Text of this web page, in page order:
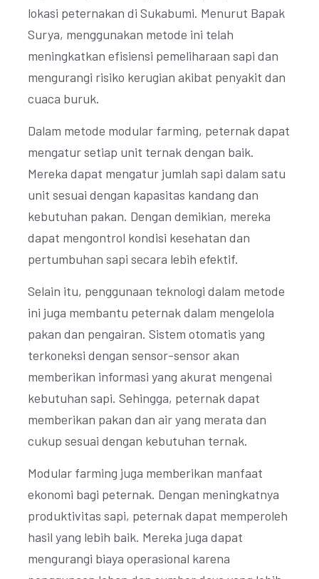
lokasi peternakan di Sukabumi. Menurut Bapak
Surya, menggunakan metode ini telah
meningkatkan efisiensi pemeliharaan sapi dan
mengurangi risiko kerugian akibat penyakit dan
cuaca buruk.
Dalam metode modular farming, peternak dapat
mengatur setiap unit ternak dengan baik.
Mereka dapat mengatur jumlah sapi dalam satu
unit sesuai dengan kapasitas kandang dan
kebutuhan pakan. Dengan demikian, mereka
dapat mengontrol kondisi kesehatan dan
pertumbuhan sapi secara lebih efektif.
Selain itu, penggunaan teknologi dalam metode
ini juga membantu peternak dalam mengelola
pakan dan pengairan. Sistem otomatis yang
terkoneksi dengan sensor-sensor akan
memberikan informasi yang akurat mengenai
kebutuhan sapi. Sehingga, peternak dapat
memberikan pakan dan air yang merata dan
cukup sesuai dengan kebutuhan ternak.
Modular farming juga memberikan manfaat
ekonomi bagi peternak. Dengan meningkatnya
produktivitas sapi, peternak dapat memperoleh
hasil yang lebih baik. Mereka juga dapat
mengurangi biaya operasional karena